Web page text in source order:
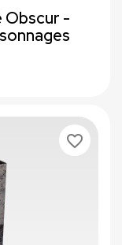
Obscur -
favorite_border